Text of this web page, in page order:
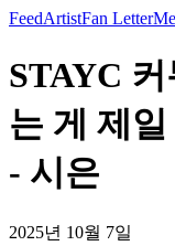
FeedArtistFan Letter
STAYC
는 게 제
- 시은
2025년 10월 7일